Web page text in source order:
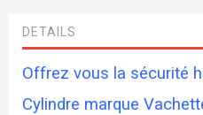
DETAILS
Offrez vous la sécurité
Cylindre marque